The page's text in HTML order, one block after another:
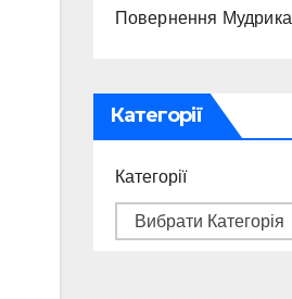
Повернення Мудрика
Категорії
Категорії